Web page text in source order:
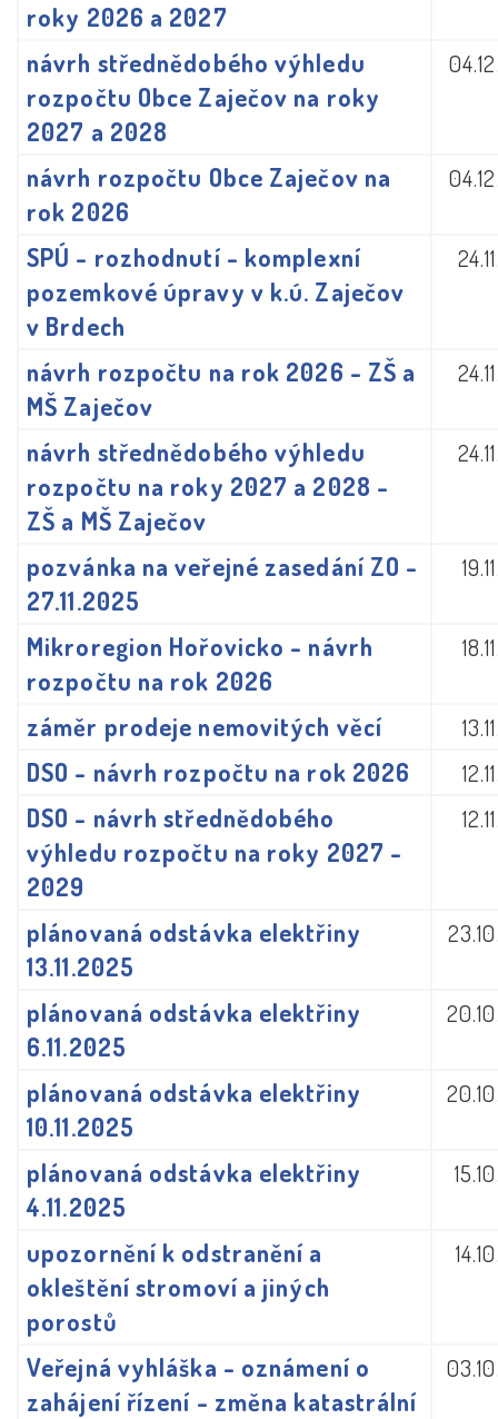
roky 2026 a 2027
návrh střednědobého výhledu
rozpočtu Obce Zaječov na roky
2027 a 2028
návrh rozpočtu Obce Zaječov na
rok 2026
SPÚ - rozhodnutí - komplexní
pozemkové úpravy v k.ú. Zaječov
v Brdech
návrh rozpočtu na rok 2026 - ZŠ a
MŠ Zaječov
návrh střednědobého výhledu
rozpočtu na roky 2027 a 2028 -
ZŠ a MŠ Zaječov
pozvánka na veřejné zasedání ZO -
27.11.2025
Mikroregion Hořovicko - návrh
rozpočtu na rok 2026
záměr prodeje nemovitých věcí
DSO - návrh rozpočtu na rok 2026
DSO - návrh střednědobého
výhledu rozpočtu na roky 2027 -
2029
plánovaná odstávka elektřiny
13.11.2025
plánovaná odstávka elektřiny
6.11.2025
plánovaná odstávka elektřiny
10.11.2025
plánovaná odstávka elektřiny
4.11.2025
upozornění k odstranění a
okleštění stromoví a jiných
porostů
Veřejná vyhláška - oznámení o
zahájení řízení - změna katastrální